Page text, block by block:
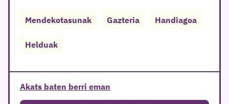
Mendekotasunak Gazteria Handiagoa
Helduak
Akats baten berri eman